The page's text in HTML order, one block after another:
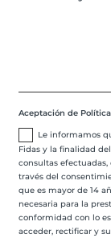
Aceptación de
Le informamos
Fidas y la finalidad
consultas
través del
que es mayor de 14
necesaria para la
conformidad con lo
acceder, rectificar y